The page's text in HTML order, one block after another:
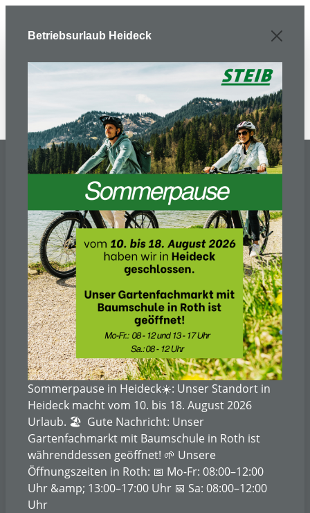
Betriebsurlaub Heideck
Sommerpause in Heideck☀️: Unser Standort in
Heideck macht vom 10. bis 18. August 2026
Urlaub. 🏖️ Gute Nachricht: Unser
Gartenfachmarkt mit Baumschule in Roth ist
währenddessen geöffnet! 🌱 Unsere
Öffnungszeiten in Roth: 📅 Mo-Fr: 08:00–12:00
Uhr &amp; 13:00–17:00 Uhr 📅 Sa: 08:00–12:00
Uhr